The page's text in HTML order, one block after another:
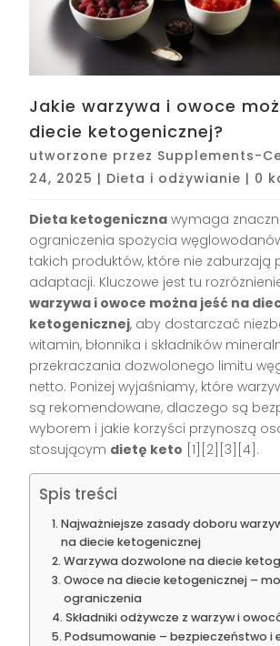
Jakie warzywa i owoce
diecie ketogenicznej?
utworzone przez Supplements-
24, 2025 | Dieta i odżywianie | 0
Dieta ketogeniczna wymaga
ograniczenia spożycia
takich produktów, które nie zaburzają
adaptacji. Kluczowe jest tu
warzywa i owoce można jeść na
ketogenicznej, aby dostarczać
witamin, błonnika i składników
przekraczania dozwolonego limitu
netto. Poniżej wyjaśniamy, które
są rekomendowane, dlaczego są
wyborem i jakie korzyści przynoszą
stosującym dietę keto [1][2][3][4].
Spis treści
Najważniejsze zasady doboru
na diecie ketogenicznej
Warzywa dozwolone na diecie
Owoce na diecie ketogenicznej –
ograniczenia
Składniki odżywcze z warzyw i
Podsumowanie – bezpieczeństwo i